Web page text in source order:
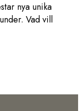
nya unika
Vad vill